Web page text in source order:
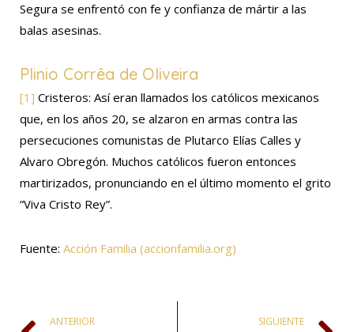
Segura se enfrentó con fe y confianza de mártir a las
balas asesinas.
Plinio Corrêa de Oliveira
[1] Cristeros: Así eran llamados los católicos mexicanos
que, en los años 20, se alzaron en armas contra las
persecuciones comunistas de Plutarco Elías Calles y
Alvaro Obregón. Muchos católicos fueron entonces
martirizados, pronunciando en el último momento el grito
“Viva Cristo Rey”.
Fuente: Acción Familia (accionfamilia.org)
ANTERIOR SIGUIENTE